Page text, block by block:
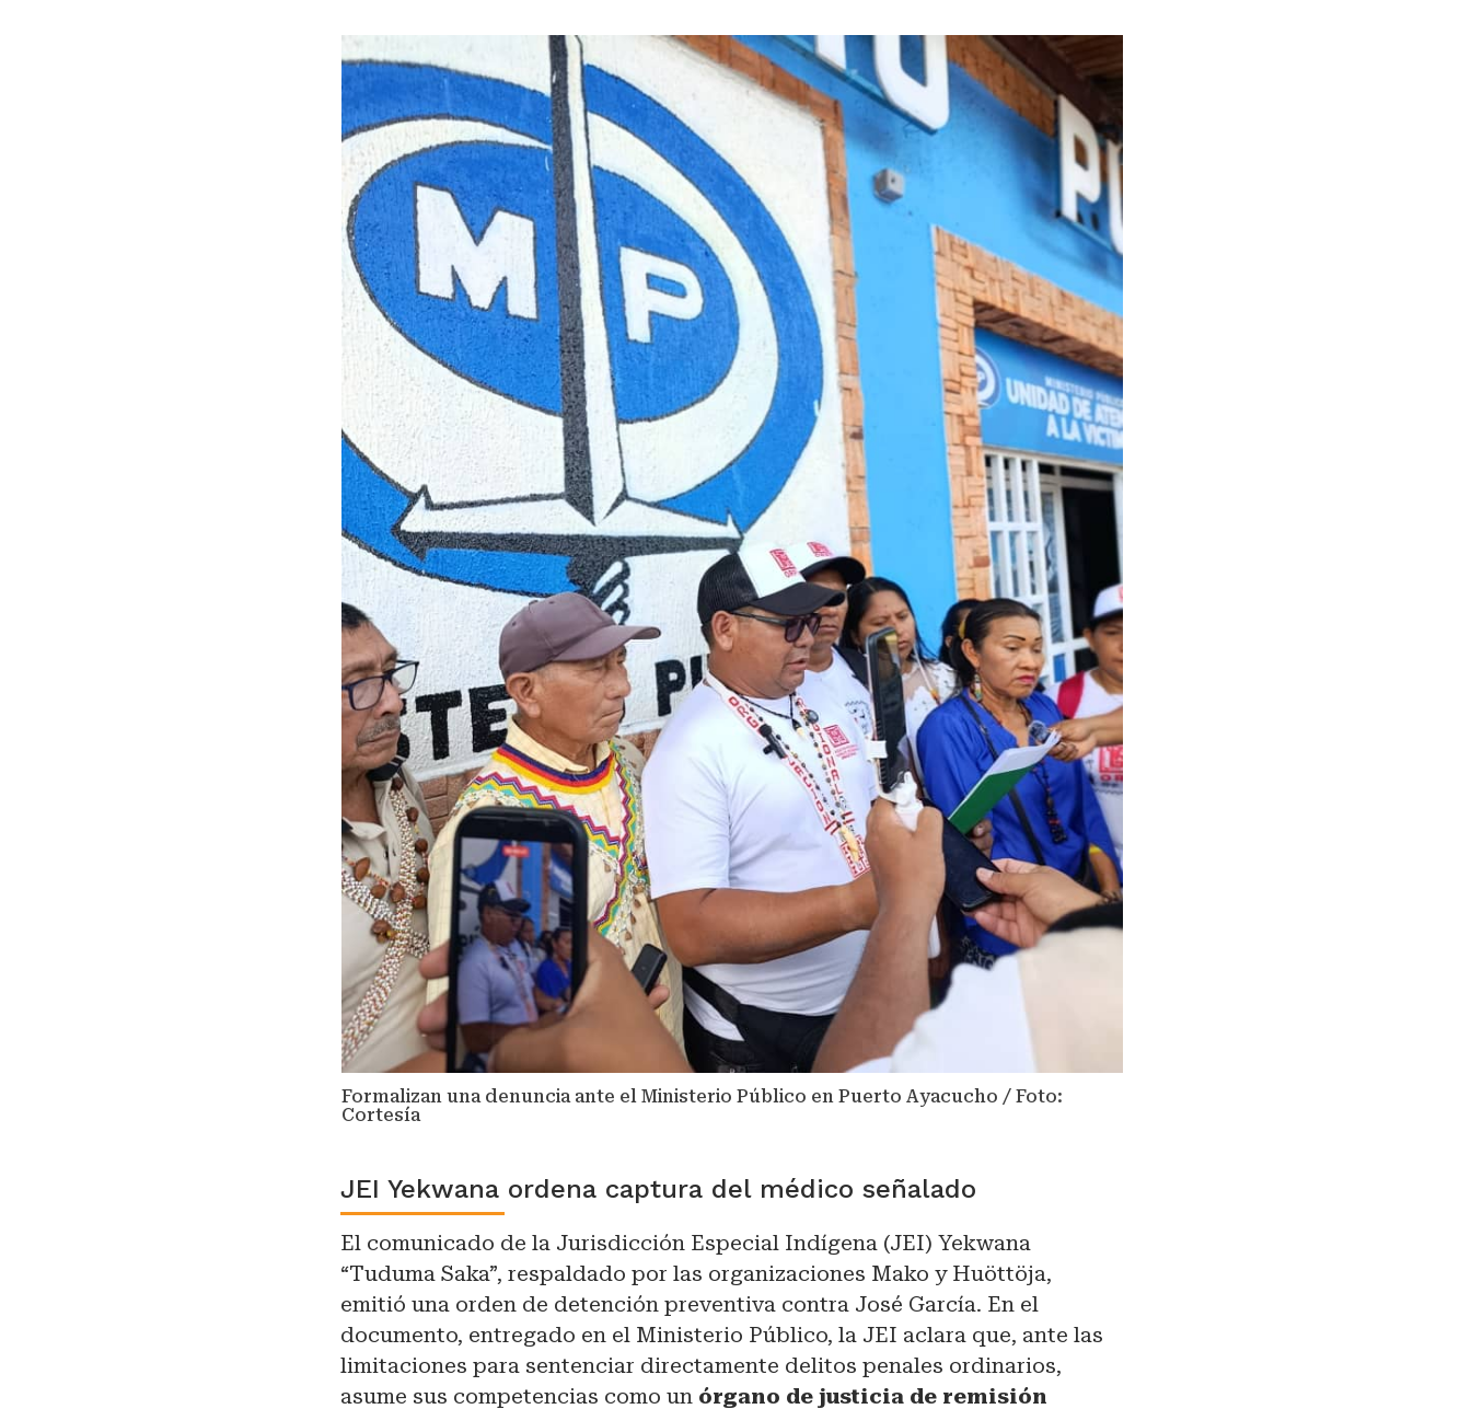
Formalizan una denuncia ante el Ministerio Público en Puerto Ayacucho / Foto:
Cortesía
JEI Yekwana ordena captura del médico señalado
El comunicado de la Jurisdicción Especial Indígena (JEI) Yekwana
“Tuduma Saka”, respaldado por las organizaciones Mako y Huöttöja,
emitió una orden de detención preventiva contra José García. En el
documento, entregado en el Ministerio Público, la JEI aclara que, ante las
limitaciones para sentenciar directamente delitos penales ordinarios,
asume sus competencias como un órgano de justicia de remisión